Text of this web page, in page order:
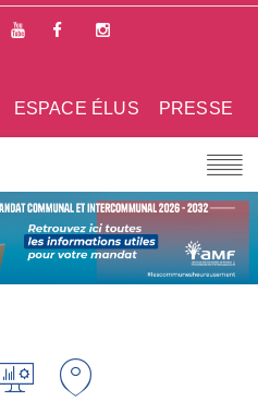
PRESSE
ESPACE ÉLUS